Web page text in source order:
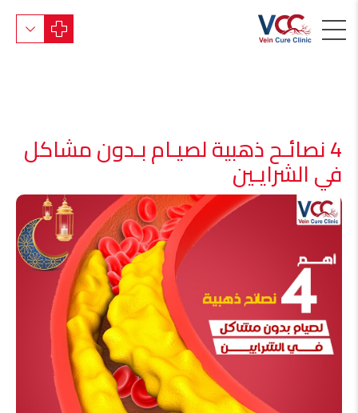
4 نصائـح ذهبية لصيـام بـدون مشاكل
في الشرايـين